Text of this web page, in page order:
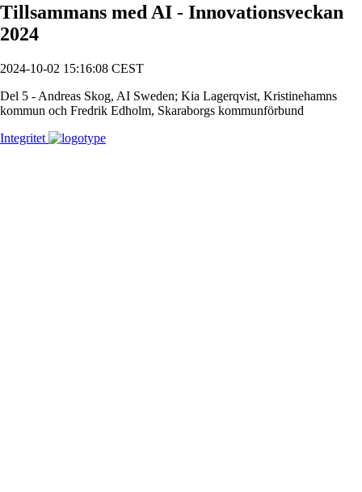
Tillsammans med AI - Innovationsveckan
2024
2024-10-02 15:16:08 CEST
Del 5 - Andreas Skog, AI Sweden; Kia Lagerqvist, Kristinehamns
kommun och Fredrik Edholm, Skaraborgs kommunförbund
Integritet